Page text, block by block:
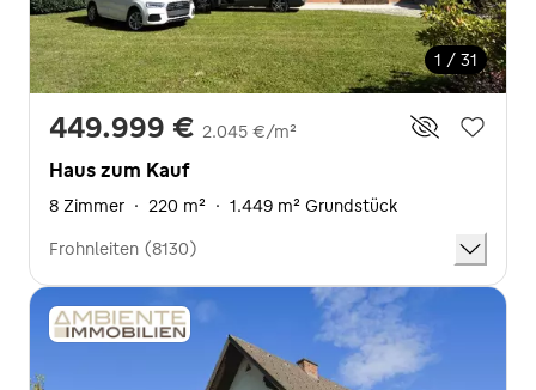
1 / 31
449.999 € 2.045 €/m²
Haus zum Kauf
8 Zimmer · 220 m² · 1.449 m² Grundstück
Frohnleiten (8130)